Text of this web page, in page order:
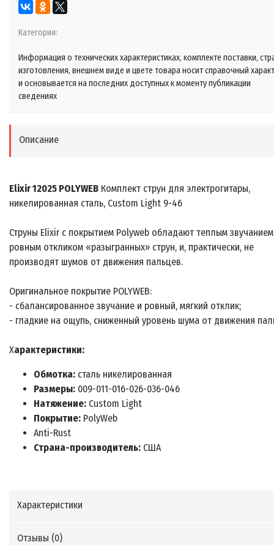
Категория:
Информация о технических характеристиках, комплекте поставки,
изготовления, внешнем виде и цвете товара носит справочный
и основывается на последних доступных к моменту публикации
сведениях
Описание
Elixir 12025 POLYWEB Комплект струн для электрогитары,
никелированная сталь, Custom Light 9-46
Струны Elixir с покрытием Polyweb обладают теплым
ровным откликом «разыгранных» струн, и, практически, не
производят шумов от движения пальцев.
Оригинальное покрытие POLYWEB:
- сбалансированное звучание и ровный, мягкий отклик;
- гладкие на ощупь, сниженный уровень шума от движения
Характеристики:
Обмотка: сталь никелированная
Размеры: 009-011-016-026-036-046
Натяжение: Custom Light
Покрытие: PolyWeb
Anti-Rust
Страна-производитель: США
Характеристики
Отзывы (0)